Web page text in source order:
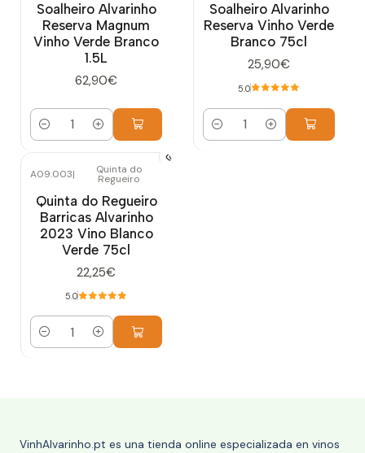
Soalheiro Alvarinho
Reserva Magnum
Vinho Verde Branco
1.5L
62,90€
Cantidad
Soalheiro Alvarinho
Reserva Vinho Verde
Branco 75cl
25,90€
5.0
Cantidad
A09.003| Quinta do
Regueiro
Quinta do Regueiro
Barricas Alvarinho
2023 Vino Blanco
Verde 75cl
22,25€
5.0
Cantidad
VinhAlvarinho.pt es una tienda online especializada en vinos